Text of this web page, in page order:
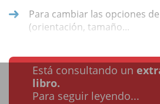
Para cambiar las opciones
(orientación, tamaño...
Está consultando un
libro.
Para seguir leyendo...